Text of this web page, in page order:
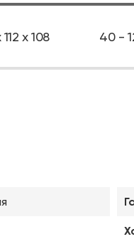
x 108 40 -